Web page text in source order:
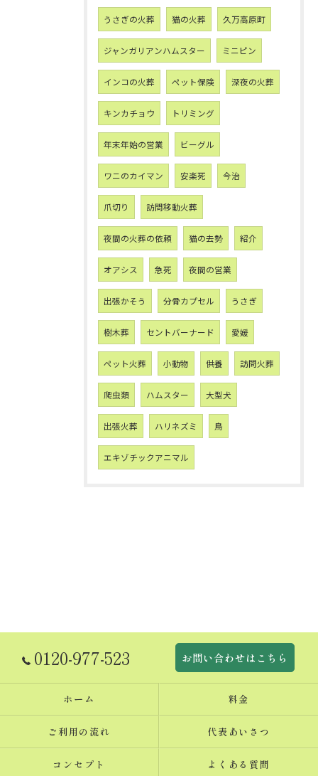
うさぎの火葬 猫の火葬 久万高原町
ジャンガリアンハムスター ミニピン
インコの火葬 ペット保険 深夜の火葬
キンカチョウ トリミング
年末年始の営業 ビーグル
ワニのカイマン 安楽死 今治
爪切り 訪問移動火葬
夜間の火葬の依頼 猫の去勢 紹介
オアシス 急死 夜間の営業
出張かそう 分骨カプセル うさぎ
樹木葬 セントバーナード 愛媛
ペット火葬 小動物 供養 訪問火葬
爬虫類 ハムスター 大型犬
出張火葬 ハリネズミ 鳥
エキゾチックアニマル
0120-977-523 お問い合わせはこちら
ホーム 料金
ご利用の流れ 代表あいさつ
コンセプト よくある質問